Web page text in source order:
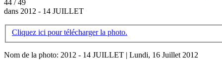
44 / 49
dans 2012 - 14 JUILLET
Cliquez ici pour télécharger la photo.
Nom de la photo: 2012 - 14 JUILLET | Lundi, 16 Juillet 2012